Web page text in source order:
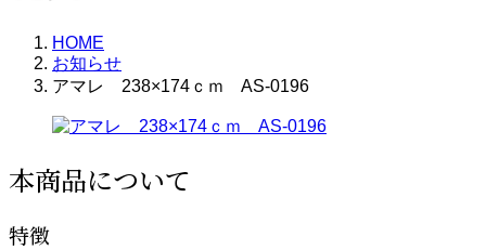
HOME
お知らせ
アマレ 238×174ｃｍ AS-0196
本商品について
特徴